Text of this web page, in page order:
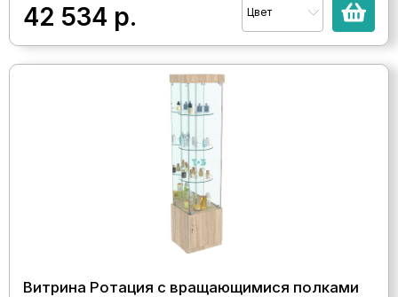
42 534 р. Цвет
Витрина Ротация с вращающимися полками